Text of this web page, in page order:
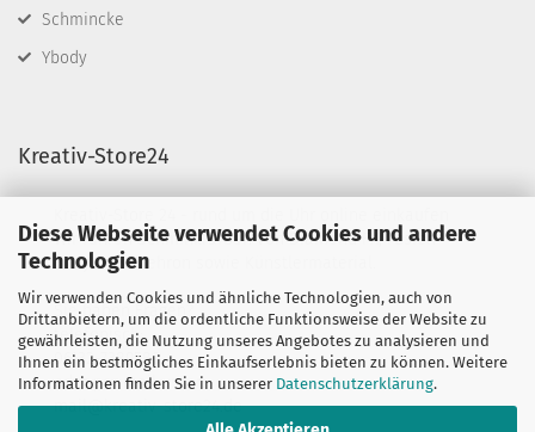
Diese Webseite verwendet Cookies und andere
Technologien
Wir verwenden Cookies und ähnliche Technologien, auch von
Drittanbietern, um die ordentliche Funktionsweise der Website zu
gewährleisten, die Nutzung unseres Angebotes zu analysieren und
Ihnen ein bestmögliches Einkaufserlebnis bieten zu können. Weitere
Informationen finden Sie in unserer Datenschutzerklärung.
Schmincke
Ybody
Kreativ-Store24
Wir führen Schminkfarben von Diamond FX, Fusion
BodyArt & Mehron sowie Künstlermaterial.
Sie haben Fragen?
telefonisch:
06132-7389580
oder per mail unter:
mail@kreativ-store24.de